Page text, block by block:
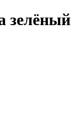
зелёный